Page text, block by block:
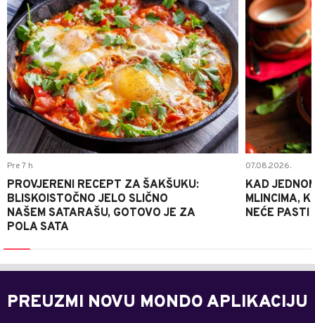
Pre 7 h
PROVJERENI RECEPT ZA ŠAKŠUKU:
BLISKOISTOČNO JELO SLIČNO
NAŠEM SATARAŠU, GOTOVO JE ZA
POLA SATA
07.08.2026.
KAD
MLINCIMA,
NEĆE PASTI
PREUZMI NOVU MONDO APLIKACIJU